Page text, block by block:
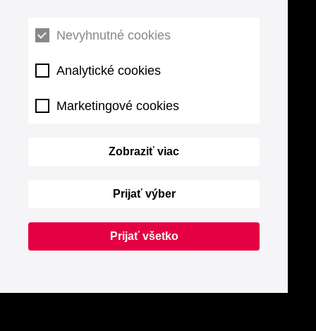
Nevyhnutné cookies
Analytické cookies
Marketingové cookies
Zobraziť viac
Prijať výber
Prijať všetko